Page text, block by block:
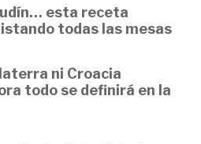
esta receta
todas las mesas
ni Croacia
todo se definirá en la